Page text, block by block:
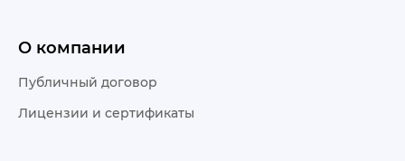
О компании
Публичный договор
Лицензии и сертификаты